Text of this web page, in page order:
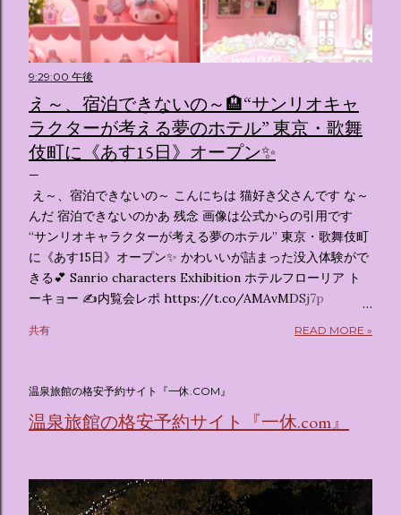
9:29:00 午後
え～、宿泊できないの～🏨“サンリオキャ
ラクターが考える夢のホテル” 東京・歌舞
伎町に《あす15日》オープン✨️
え～、宿泊できないの～ こんにちは 猫好き父さんです な～
んだ 宿泊できないのかあ 残念 画像は公式からの引用です
“サンリオキャラクターが考える夢のホテル” 東京・歌舞伎町
に《あす15日》オープン✨️ かわいいが詰まった没入体験がで
きる💕 Sanrio characters Exhibition ホテルフローリア ト
ーキョー ✍️内覧会レポ https://t.co/AMAvMDSj7p
pic.twitter.com/sKx7uXeXHW — オリコンニュース
(@oricon) July 14, 2026 ホテルフローリア トーキョー
はなく、2026年7月15日から東京・新宿でスタートする サン
リオキャラクターズの体験型・没入型展示イベント の名称で
陸となります。 まるで本当にラグジュアリーホテルにチェッ
クインしてルームツアーを楽しむような、特別な空間が演出
共有 READ MORE »
温泉旅館の格安予約サイト『一休.COM』
温泉旅館の格安予約サイト『一休.com』